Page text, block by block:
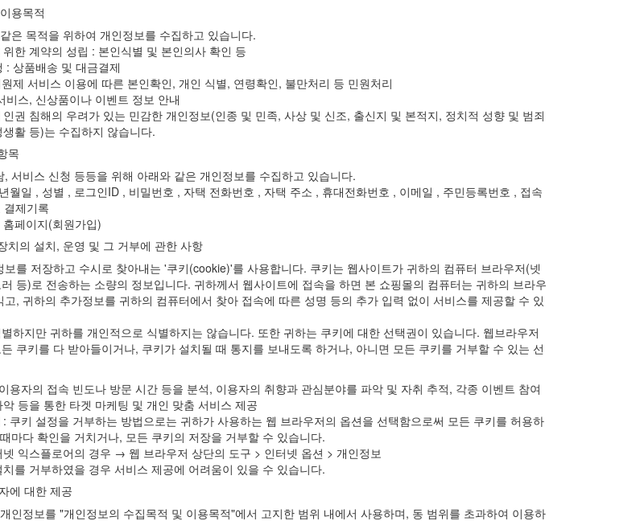
용목적
은 목적을 위하여 개인정보를 수집하고 있습니다.
한 계약의 성립 : 본인식별 및 본인의사 확인 등
: 상품배송 및 대금결제
제 서비스 이용에 따른 본인확인, 개인 식별, 연령확인, 불만처리 등 민원처리
비스, 신상품이나 이벤트 정보 안내
권 침해의 우려가 있는 민감한 개인정보(인종 및 민족, 사상 및 신조, 출신지 및 본적지, 정치적 성향 및 범죄
활 등)는 수집하지 않습니다.
목
서비스 신청 등등을 위해 아래와 같은 개인정보를 수집하고 있습니다.
월일 , 성별 , 로그인ID , 비밀번호 , 자택 전화번호 , 자택 주소 , 휴대전화번호 , 이메일 , 주민등록번호 , 접속
결제기록
페이지(회원가입)
치의 설치, 운영 및 그 거부에 관한 사항
를 저장하고 수시로 찾아내는 '쿠키(cookie)'를 사용합니다. 쿠키는 웹사이트가 귀하의 컴퓨터 브라우저(넷
등)로 전송하는 소량의 정보입니다. 귀하께서 웹사이트에 접속을 하면 본 쇼핑몰의 컴퓨터는 귀하의 브라우
, 귀하의 추가정보를 귀하의 컴퓨터에서 찾아 접속에 따른 성명 등의 추가 입력 없이 서비스를 제공할 수 있
하지만 귀하를 개인적으로 식별하지는 않습니다. 또한 귀하는 쿠키에 대한 선택권이 있습니다. 웹브라우저
쿠키를 다 받아들이거나, 쿠키가 설치될 때 통지를 보내도록 하거나, 아니면 모든 쿠키를 거부할 수 있는 선
용자의 접속 빈도나 방문 시간 등을 분석, 이용자의 취향과 관심분야를 파악 및 자취 추적, 각종 이벤트 참여
등을 통한 타겟 마케팅 및 개인 맞춤 서비스 제공
쿠키 설정을 거부하는 방법으로는 귀하가 사용하는 웹 브라우저의 옵션을 선택함으로써 모든 쿠키를 허용하
마다 확인을 거치거나, 모든 쿠키의 저장을 거부할 수 있습니다.
익스플로어의 경우 → 웹 브라우저 상단의 도구 > 인터넷 옵션 > 개인정보
를 거부하였을 경우 서비스 제공에 어려움이 있을 수 있습니다.
에 대한 제공
인정보를 "개인정보의 수집목적 및 이용목적"에서 고지한 범위 내에서 사용하며, 동 범위를 초과하여 이용하